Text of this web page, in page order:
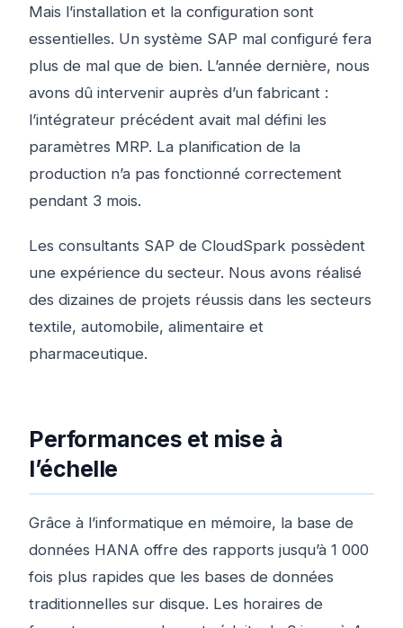
Mais l’installation et la configuration sont
essentielles. Un système SAP mal configuré fera
plus de mal que de bien. L’année dernière, nous
avons dû intervenir auprès d’un fabricant :
l’intégrateur précédent avait mal défini les
paramètres MRP. La planification de la
production n’a pas fonctionné correctement
pendant 3 mois.
Les consultants SAP de CloudSpark possèdent
une expérience du secteur. Nous avons réalisé
des dizaines de projets réussis dans les secteurs
textile, automobile, alimentaire et
pharmaceutique.
Performances et mise à
l’échelle
Grâce à l’informatique en mémoire, la base de
données HANA offre des rapports jusqu’à 1 000
fois plus rapides que les bases de données
traditionnelles sur disque. Les horaires de